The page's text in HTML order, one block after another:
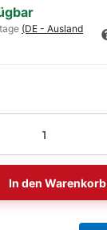
(DE - Ausland
In den Warenkorb